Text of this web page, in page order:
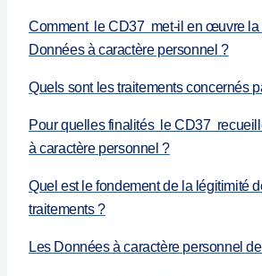
Comment le CD37 met-il en œuvre la
Données à caractère personnel ?
Quels sont les traitements concernés
Pour quelles finalités le CD37
à caractère personnel ?
Quel est le fondement de la légitimité
traitements ?
Les Données à caractère personnel